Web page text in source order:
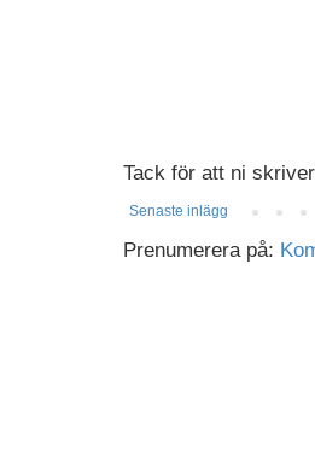
Tack för att ni
Senaste inlägg
Prenumerera på: